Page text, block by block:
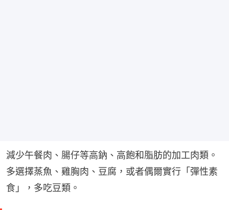
減少午餐肉、腸仔等高鈉、高飽和脂肪的加工肉類。
多選擇蒸魚、雞胸肉、豆腐，或者偶爾實行「彈性素
食」，多吃豆類。